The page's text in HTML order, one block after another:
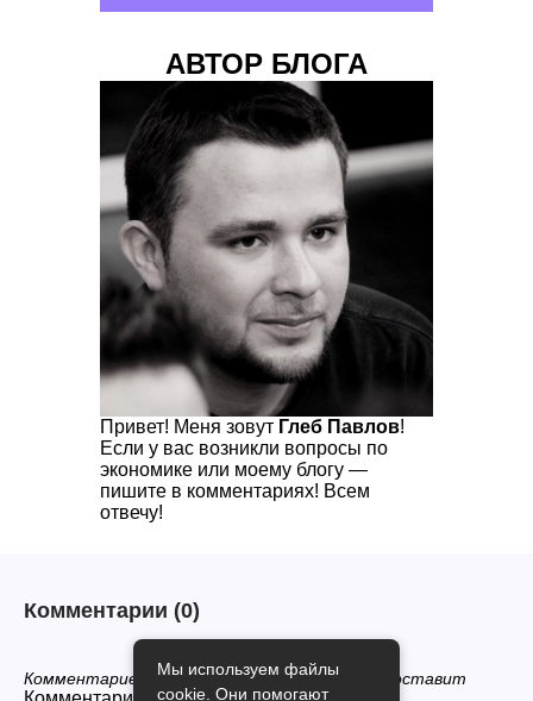
АВТОР БЛОГА
Привет! Меня зовут Глеб Павлов!
Если у вас возникли вопросы по
экономике или моему блогу —
пишите в комментариях! Всем
отвечу!
Комментарии (0)
Комментариев нет, будьте первым кто его оставит
Мы используем файлы
cookie. Они помогают